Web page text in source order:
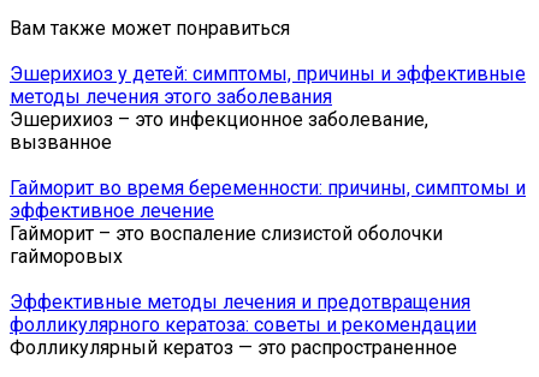
Вам также может понравиться
Эшерихиоз у детей: симптомы, причины и эффективные
методы лечения этого заболевания
Эшерихиоз – это инфекционное заболевание,
вызванное
Гайморит во время беременности: причины, симптомы и
эффективное лечение
Гайморит – это воспаление слизистой оболочки
гайморовых
Эффективные методы лечения и предотвращения
фолликулярного кератоза: советы и рекомендации
Фолликулярный кератоз — это распространенное